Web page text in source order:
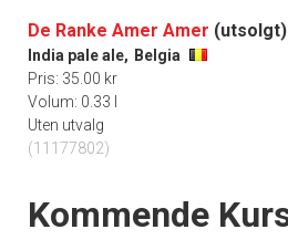
De Ranke Amer Amer (utsolgt)
India pale ale, Belgia
Pris: 35.00 kr
Volum: 0.33 l
Uten utvalg
(11177802)
Events
Kommende